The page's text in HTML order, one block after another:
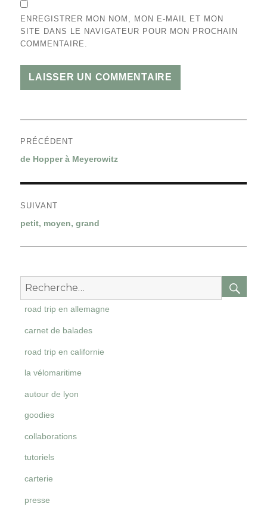
ENREGISTRER MON NOM, MON E-MAIL ET MON
SITE DANS LE NAVIGATEUR POUR MON PROCHAIN
COMMENTAIRE.
de
PRÉCÉDENT
Article
de Hopper à Meyerowitz
SUIVANT
Article
petit, moyen, grand
Recherche
pour
road trip en allemagne
carnet de balades
road trip en californie
la vélomaritime
autour de lyon
goodies
collaborations
tutoriels
carterie
presse